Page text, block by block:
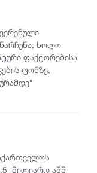
ხოლო
ფაქტორებისა
ფონზე,
მილიარდ აშშ